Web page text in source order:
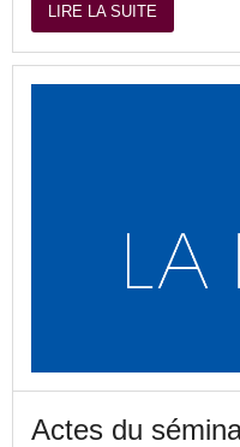
LIRE LA SUITE
Actes du